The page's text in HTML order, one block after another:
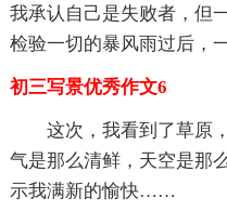
我承认自己是失败者，但
检验一切的暴风雨过后，
初三写景优秀作文6
这次，我看到了草原
气是那么清鲜，天空是那
示我满新的愉快……